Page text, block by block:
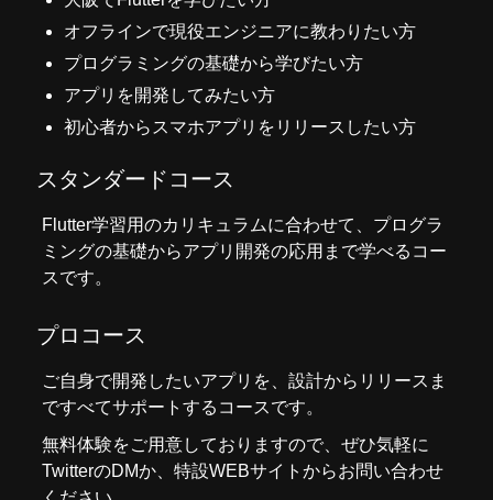
オフラインで現役エンジニアに教わりたい方
プログラミングの基礎から学びたい方
アプリを開発してみたい方
初心者からスマホアプリをリリースしたい方
スタンダードコース
Flutter学習用のカリキュラムに合わせて、プログラ
ミングの基礎からアプリ開発の応用まで学べるコー
スです。
プロコース
ご自身で開発したいアプリを、設計からリリースま
ですべてサポートするコースです。
無料体験をご用意しておりますので、ぜひ気軽に
TwitterのDMか、 特設WEBサイト からお問い合わせ